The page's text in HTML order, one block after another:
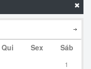
Qui Sex Sáb
1